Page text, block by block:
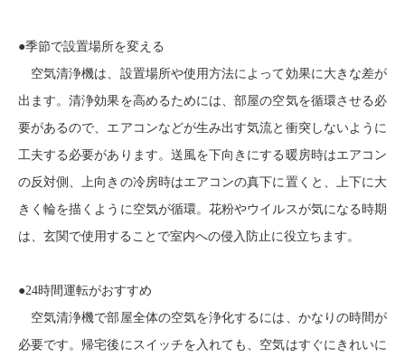
●季節で設置場所を変える
空気清浄機は、設置場所や使用方法によって効果に大きな差が
出ます。清浄効果を高めるためには、部屋の空気を循環させる必
要があるので、エアコンなどが生み出す気流と衝突しないように
工夫する必要があります。送風を下向きにする暖房時はエアコン
の反対側、上向きの冷房時はエアコンの真下に置くと、上下に大
きく輪を描くように空気が循環。花粉やウイルスが気になる時期
は、玄関で使用することで室内への侵入防止に役立ちます。
●24時間運転がおすすめ
空気清浄機で部屋全体の空気を浄化するには、かなりの時間が
必要です。帰宅後にスイッチを入れても、空気はすぐにきれいに